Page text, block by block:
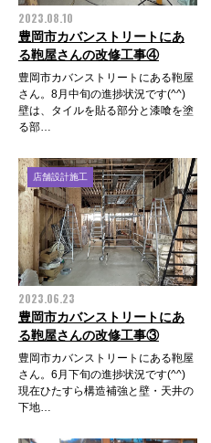
2023.08.10
豊岡市カバンストリートにあ
る鞄屋さんの改修工事④
豊岡市カバンストリートにある鞄屋
さん。8月中旬の進捗状況です(^^)
壁は、タイルを貼る部分と漆喰を塗
る部…
店舗設計施工
2023.06.23
豊岡市カバンストリートにあ
る鞄屋さんの改修工事③
豊岡市カバンストリートにある鞄屋
さん。6月下旬の進捗状況です(^^)
現在ひたすら構造補強と壁・天井の
下地…